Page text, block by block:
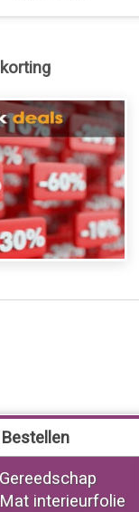
Bestellen
Gereedschap
Mat interieurfolie